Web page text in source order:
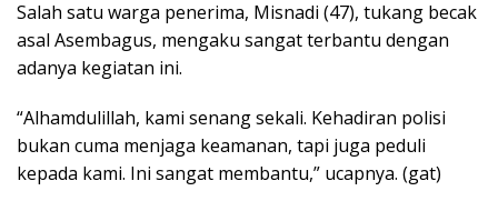
Salah satu warga penerima, Misnadi (47), tukang becak
asal Asembagus, mengaku sangat terbantu dengan
adanya kegiatan ini.
“Alhamdulillah, kami senang sekali. Kehadiran polisi
bukan cuma menjaga keamanan, tapi juga peduli
kepada kami. Ini sangat membantu,” ucapnya. (gat)